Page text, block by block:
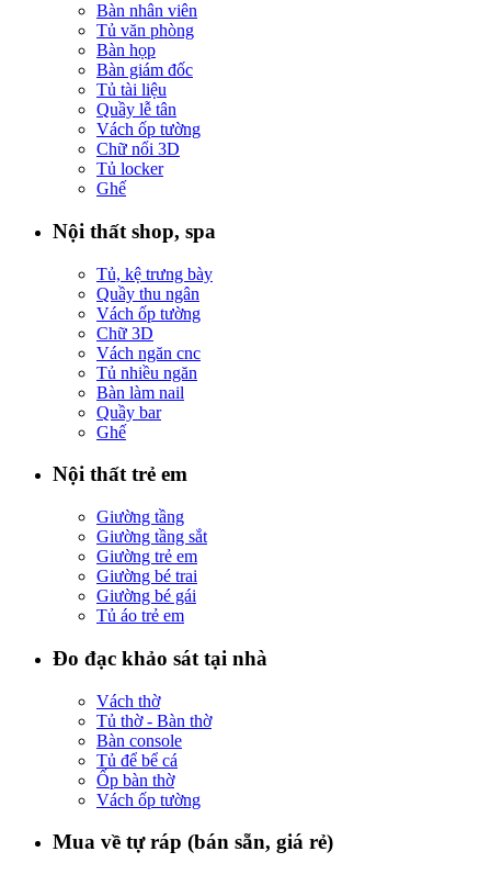
Bàn nhân viên
Tủ văn phòng
Bàn họp
Bàn giám đốc
Tủ tài liệu
Quầy lễ tân
Vách ốp tường
Chữ nổi 3D
Tủ locker
Ghế
Nội thất shop, spa
Tủ, kệ trưng bày
Quầy thu ngân
Vách ốp tường
Chữ 3D
Vách ngăn cnc
Tủ nhiều ngăn
Bàn làm nail
Quầy bar
Ghế
Nội thất trẻ em
Giường tầng
Giường tầng sắt
Giường trẻ em
Giường bé trai
Giường bé gái
Tủ áo trẻ em
Đo đạc khảo sát tại nhà
Vách thờ
Tủ thờ - Bàn thờ
Bàn console
Tủ để bể cá
Ốp bàn thờ
Vách ốp tường
Mua về tự ráp (bán sẵn, giá rẻ)